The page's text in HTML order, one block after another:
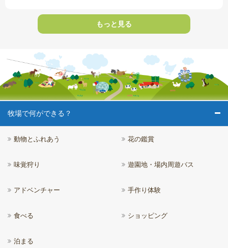
もっと見る
牧場で何ができる？
動物とふれあう 花の鑑賞
味覚狩り 遊園地・場内周遊バス
アドベンチャー 手作り体験
食べる ショッピング
泊まる